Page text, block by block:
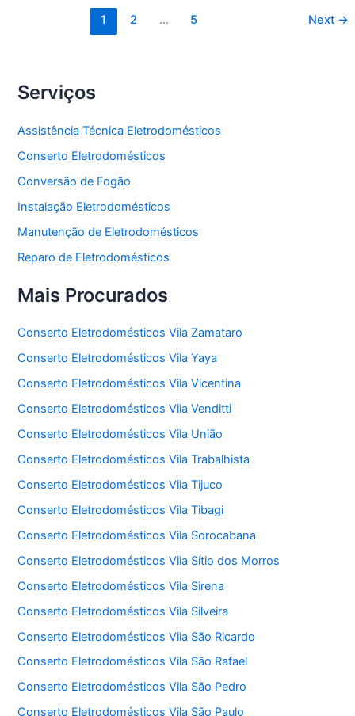
1 2 … 5 Next →
Serviços
Assistência Técnica Eletrodomésticos
Conserto Eletrodomésticos
Conversão de Fogão
Instalação Eletrodomésticos
Manutenção de Eletrodomésticos
Reparo de Eletrodomésticos
Mais Procurados
Conserto Eletrodomésticos Vila Zamataro
Conserto Eletrodomésticos Vila Yaya
Conserto Eletrodomésticos Vila Vicentina
Conserto Eletrodomésticos Vila Venditti
Conserto Eletrodomésticos Vila União
Conserto Eletrodomésticos Vila Trabalhista
Conserto Eletrodomésticos Vila Tijuco
Conserto Eletrodomésticos Vila Tibagi
Conserto Eletrodomésticos Vila Sorocabana
Conserto Eletrodomésticos Vila Sítio dos Morros
Conserto Eletrodomésticos Vila Sirena
Conserto Eletrodomésticos Vila Silveira
Conserto Eletrodomésticos Vila São Ricardo
Conserto Eletrodomésticos Vila São Rafael
Conserto Eletrodomésticos Vila São Pedro
Conserto Eletrodomésticos Vila São Paulo